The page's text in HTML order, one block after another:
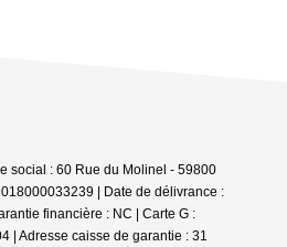
social : 60 Rue du Molinel - 59800
| Date de délivrance :
financière : NC | Carte G :
| Adresse caisse de garantie : 31